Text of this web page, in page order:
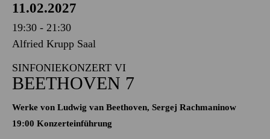
11.02.2027
19:30 - 21:30
Alfried Krupp Saal
SINFONIEKONZERT VI
BEETHOVEN 7
Werke von Ludwig van Beethoven, Sergej Rachmaninow
19:00 Konzerteinführung